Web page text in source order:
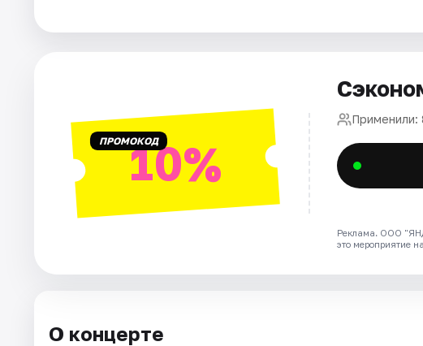
Города
Рейтинги ПРОМОКОД10%
Применили:
Реклама. ООО
это мероприятие
О концерте